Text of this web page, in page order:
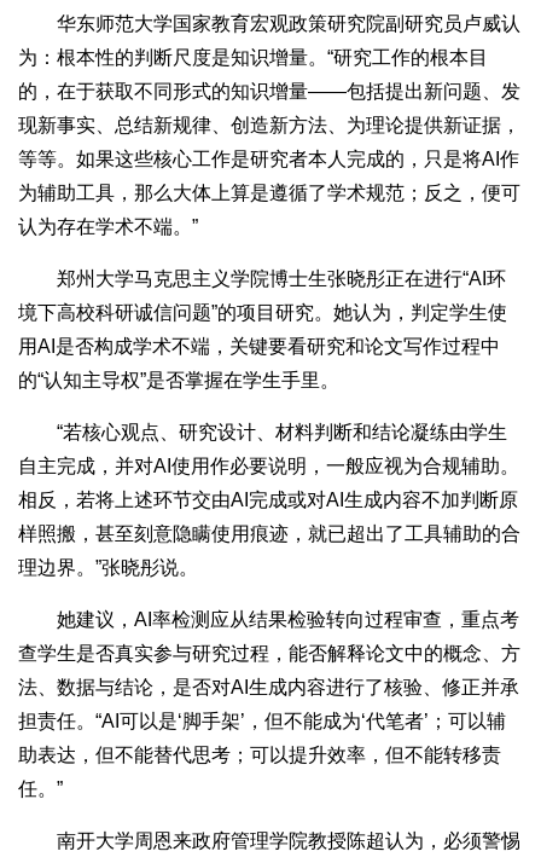
华东师范大学国家教育宏观政策研究院副研究员卢威认
为：根本性的判断尺度是知识增量。“研究工作的根本目
的，在于获取不同形式的知识增量——包括提出新问题、发
现新事实、总结新规律、创造新方法、为理论提供新证据，
等等。如果这些核心工作是研究者本人完成的，只是将AI作
为辅助工具，那么大体上算是遵循了学术规范；反之，便可
认为存在学术不端。”
郑州大学马克思主义学院博士生张晓彤正在进行“AI环
境下高校科研诚信问题”的项目研究。她认为，判定学生使
用AI是否构成学术不端，关键要看研究和论文写作过程中
的“认知主导权”是否掌握在学生手里。
“若核心观点、研究设计、材料判断和结论凝练由学生
自主完成，并对AI使用作必要说明，一般应视为合规辅助。
相反，若将上述环节交由AI完成或对AI生成内容不加判断原
样照搬，甚至刻意隐瞒使用痕迹，就已超出了工具辅助的合
理边界。”张晓彤说。
她建议，AI率检测应从结果检验转向过程审查，重点考
查学生是否真实参与研究过程，能否解释论文中的概念、方
法、数据与结论，是否对AI生成内容进行了核验、修正并承
担责任。“AI可以是‘脚手架’，但不能成为‘代笔者’；可以辅
助表达，但不能替代思考；可以提升效率，但不能转移责
任。”
南开大学周恩来政府管理学院教授陈超认为，必须警惕